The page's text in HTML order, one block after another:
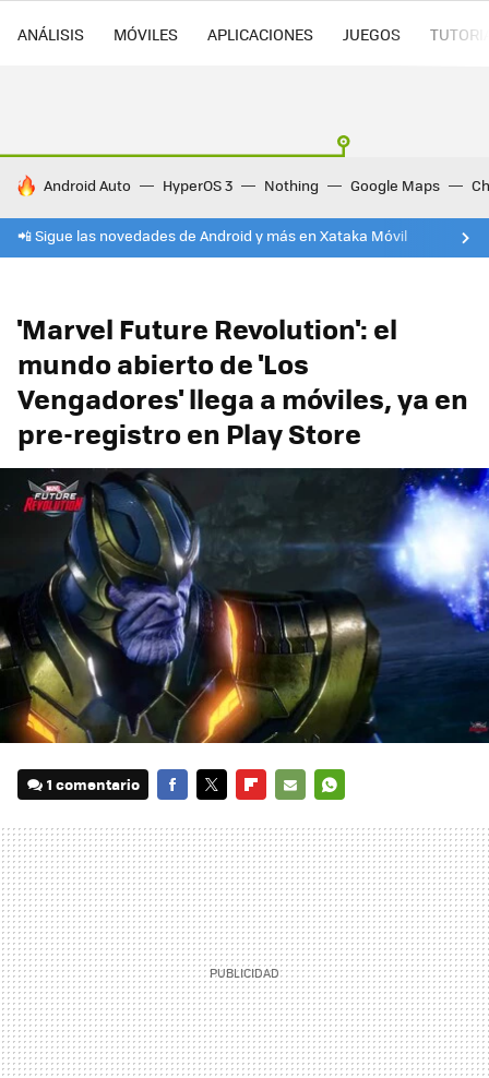
ANÁLISIS MÓVILES APLICACIONES JUEGOS
HOY SE HABLA DE
Android Auto HyperOS 3 Nothing Google Maps
📲 Sigue las novedades de Android y más en Xataka Móvil
'Marvel Future Revolution': el
mundo abierto de 'Los
Vengadores' llega a móviles, ya en
pre-registro en Play Store
1 comentario
MAIL